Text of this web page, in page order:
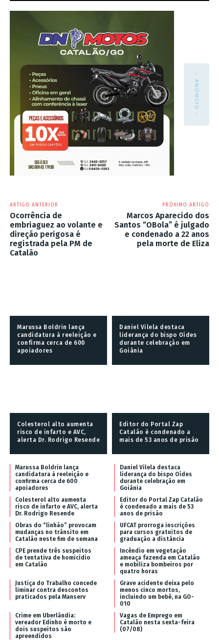
- ANÚNCIO -
ARTIGO ANTERIOR
Ocorrência de
embriaguez ao volante e
direção perigosa é
registrada pela PM de
Catalão
PRÓXIMO ARTIGO
Marcos Aparecido dos
Santos “OBola” é julgado
e condenado a 22 anos
pela morte de Eliza
Marussa Boldrin lança
candidatura à reeleição e
confirma cerca de 600
apoiadores
Daniel Vilela destaca
liderança do bispo Oídes
durante celebração em
Goiânia
Colesterol alto aumenta
risco de infarto e AVC,
alerta Dr. Rodrigo Resende
Editor do Portal Zap
Catalão é condenado a
mais de 53 anos de prisão
Marussa Boldrin lança
candidatura à reeleição e
confirma cerca de 600
apoiadores
Daniel Vilela destaca
liderança do bispo Oídes
durante celebração em
Goiânia
Colesterol alto aumenta
risco de infarto e AVC, alerta
Dr. Rodrigo Resende
Editor do Portal Zap Catalão
é condenado a mais de 53
anos de prisão
Obras do “linhão” provocam
mudanças no trânsito em
Catalão neste fim de semana
UFCAT prorroga inscrições
para cursos gratuitos de
graduação a distância
CPE prende três suspeitos
de tentativa de homicídio
em Catalão
Incêndio em vegetação
ameaça fazenda em Catalão
e mobiliza bombeiros por
quatro horas
Justiça do Trabalho concede
liminar contra descontos
praticados pela Manserv
Grave acidente deixa pelo
menos cinco mortos,
incluindo um bebê, na GO-
010
Crime em Uberlândia:
vereador Edinho é morto e
dois suspeitos são
apreendidos
Vagas de Emprego em
Catalão nesta sexta-feira
(07/08)